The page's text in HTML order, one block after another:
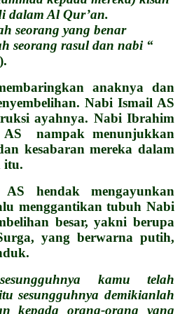
dalam Al Qur’an.
seorang yang benar
seorang rasul dan nabi “
anaknya dan
Nabi Ismail AS
ayahnya. Nabi Ibrahim
nampak menunjukkan
kesabaran mereka dalam
itu.
hendak mengayunkan
menggantikan tubuh Nabi
besar, yakni berupa
yang berwarna putih,
kamu telah
sesungguhnya demikianlah
kepada orang-orang yang